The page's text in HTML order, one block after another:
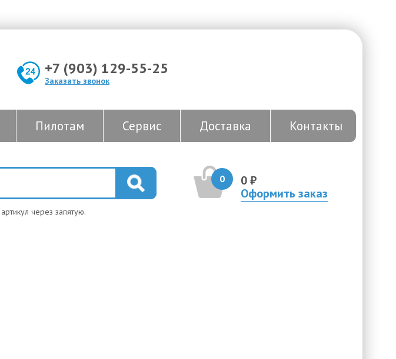
+7 (903) 129-55-25
Заказать звонок
Пилотам Сервис Доставка Контакты
0
0 ₽
Оформить заказ
через запятую.